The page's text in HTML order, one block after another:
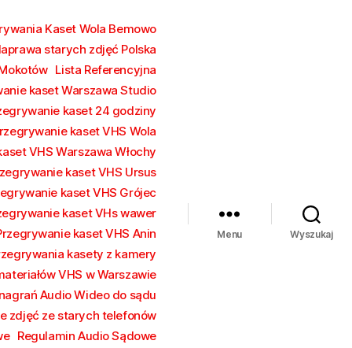
Kaset Wola Bemowo
starych zdjęć Polska
Lista Referencyjna
kaset Warszawa Studio
kaset 24 godziny
kaset VHS Wola
VHS Warszawa Włochy
kaset VHS Ursus
kaset VHS Grójec
kaset VHs wawer
kaset VHS Anin
kasety z kamery
VHS w Warszawie
Audio Wideo do sądu
zdjęć ze starych telefonów
Regulamin Audio Sądowe
Menu Wyszukaj